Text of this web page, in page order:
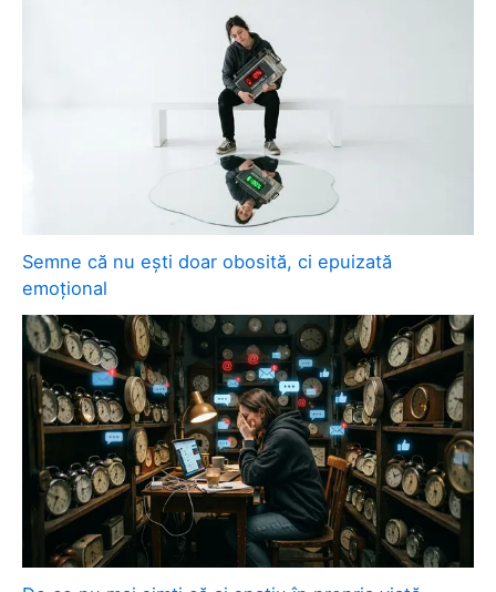
Semne că nu ești doar obosită, ci epuizată
emoțional